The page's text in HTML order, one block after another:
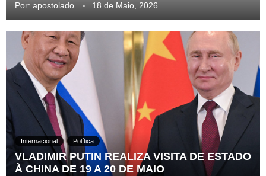
Por: apostolado 18 de Maio, 2026
Internacional Política
VLADIMIR PUTIN REALIZA VISITA DE ESTADO
À CHINA DE 19 A 20 DE MAIO